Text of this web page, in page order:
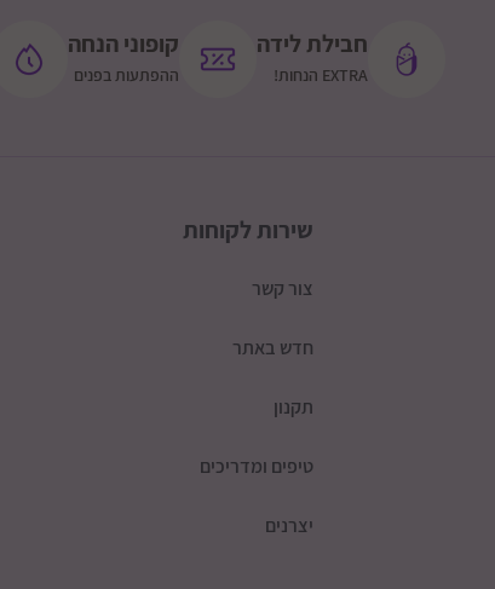
חבילת לידה
EXTRA הנחות!
קופוני הנחה
ההפתעות בפנים
שירות לקוחות
צור קשר
חדש באתר
תקנון
טיפים ומדריכים
יצרנים